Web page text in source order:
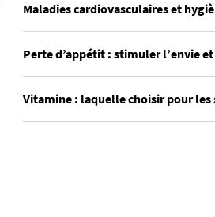
Maladies cardiovasculaires et
Perte d’appétit : stimuler l’envie
Vitamine : laquelle choisir pour les